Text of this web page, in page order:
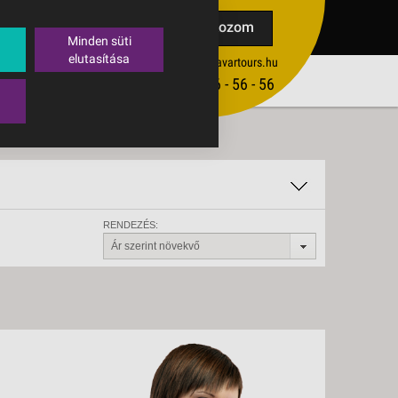
Feliratkozom
ertekesites@budavartours.hu
(+36­ 1) 3 - 56 - 56 - 56
TIPPEK
RENDEZÉS:
Ár szerint növekvő
Minden süti
elutasítása